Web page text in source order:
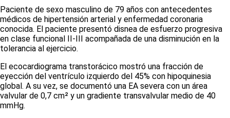
Paciente de sexo masculino de 79 años con antecedentes
médicos de hipertensión arterial y enfermedad coronaria
conocida. El paciente presentó disnea de esfuerzo progresiva
en clase funcional II-III acompañada de una disminución en la
tolerancia al ejercicio.
El ecocardiograma transtorácico mostró una fracción de
eyección del ventrículo izquierdo del 45% con hipoquinesia
global. A su vez, se documentó una EA severa con un área
valvular de 0,7 cm² y un gradiente transvalvular medio de 40
mmHg.